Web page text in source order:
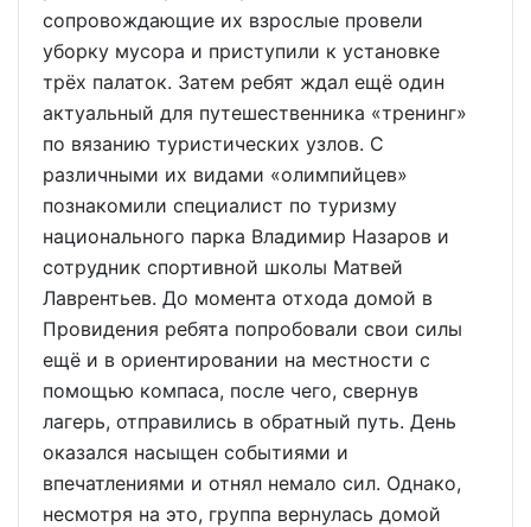
сопровождающие их взрослые провели
уборку мусора и приступили к установке
трёх палаток. Затем ребят ждал ещё один
актуальный для путешественника «тренинг»
по вязанию туристических узлов. С
различными их видами «олимпийцев»
познакомили специалист по туризму
национального парка Владимир Назаров и
сотрудник спортивной школы Матвей
Лаврентьев. До момента отхода домой в
Провидения ребята попробовали свои силы
ещё и в ориентировании на местности с
помощью компаса, после чего, свернув
лагерь, отправились в обратный путь. День
оказался насыщен событиями и
впечатлениями и отнял немало сил. Однако,
несмотря на это, группа вернулась домой